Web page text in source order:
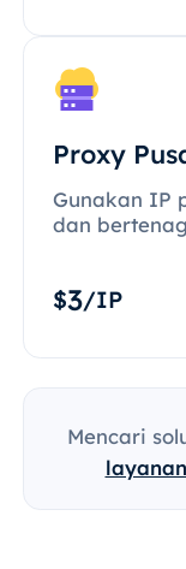
Proxy
Gunakan IP
dan
$3/IP
Mencari